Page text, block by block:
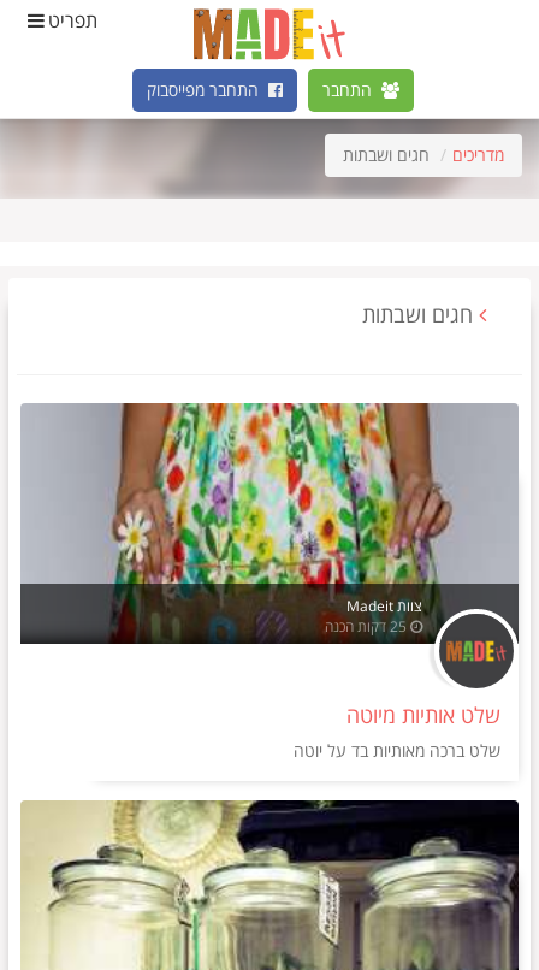
התחבר התחבר מפייסבוק
תפריט
מדריכים חגים ושבתות
חגים ושבתות
צוות Madeit
שלט אותיות מיוטה
שלט ברכה מאותיות בד על יוטה